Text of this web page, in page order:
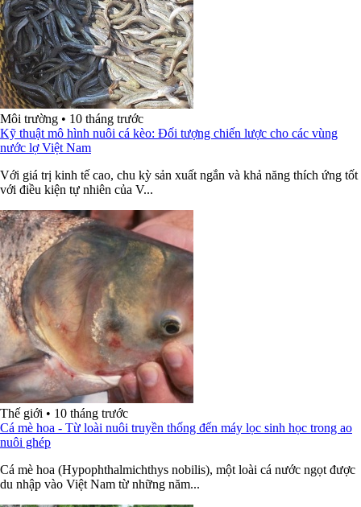
Môi trường • 10 tháng trước
Kỹ thuật mô hình nuôi cá kèo: Đối tượng chiến lược cho các vùng
nước lợ Việt Nam
Với giá trị kinh tế cao, chu kỳ sản xuất ngắn và khả năng thích ứng tốt
với điều kiện tự nhiên của V...
Thế giới • 10 tháng trước
Cá mè hoa - Từ loài nuôi truyền thống đến máy lọc sinh học trong ao
nuôi ghép
Cá mè hoa (Hypophthalmichthys nobilis), một loài cá nước ngọt được
du nhập vào Việt Nam từ những năm...